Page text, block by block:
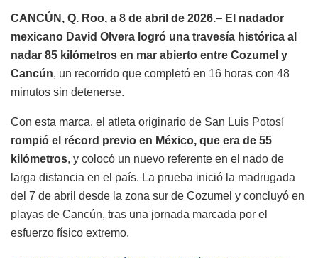
CANCÚN, Q. Roo, a 8 de abril de 2026.– El nadador
mexicano David Olvera logró una travesía histórica al
nadar 85 kilómetros en mar abierto entre Cozumel y
Cancún, un recorrido que completó en 16 horas con 48
minutos sin detenerse.
Con esta marca, el atleta originario de San Luis Potosí
rompió el récord previo en México, que era de 55
kilómetros, y colocó un nuevo referente en el nado de
larga distancia en el país. La prueba inició la madrugada
del 7 de abril desde la zona sur de Cozumel y concluyó en
playas de Cancún, tras una jornada marcada por el
esfuerzo físico extremo.